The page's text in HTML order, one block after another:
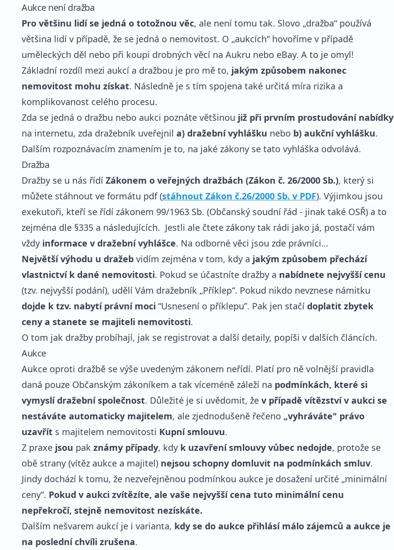
Aukce není dražba
Pro většinu lidí se jedná o totožnou věc, ale není tomu tak. Slovo „dražba“ používá
většina lidí v případě, že se jedná o nemovitost. O „aukcích“ hovoříme v případě
uměleckých děl nebo při koupi drobných věcí na Aukru nebo eBay. A to je omyl!
Základní rozdíl mezi aukcí a dražbou je pro mě to, jakým způsobem nakonec
nemovitost mohu získat. Následně je s tím spojena také určitá míra rizika a
komplikovanost celého procesu.
Zda se jedná o dražbu nebo aukci poznáte většinou již při prvním prostudování nabídky
na internetu, zda dražebník uveřejnil a) dražební vyhlášku nebo b) aukční vyhlášku.
Dalším rozpoznávacím znamením je to, na jaké zákony se tato vyhláška odvolává.
Dražba
Dražby se u nás řídí Zákonem o veřejných dražbách (Zákon č. 26/2000 Sb.), který si
můžete stáhnout ve formátu pdf (stáhnout Zákon č.26/2000 Sb. v PDF). Výjimkou jsou
exekutoři, kteří se řídí zákonem 99/1963 Sb. (Občanský soudní řád - jinak také OSŘ) a to
zejména dle §335 a následujících. Jestli ale čtete zákony tak rádi jako já, postačí vám
vždy informace v dražební vyhlášce. Na odborné věci jsou zde právníci…
Největší výhodu u dražeb vidím zejména v tom, kdy a jakým způsobem přechází
vlastnictví k dané nemovitosti. Pokud se účastníte dražby a nabídnete nejvyšší cenu
(tzv. nejvyšší podání), udělí Vám dražebník „Příklep“. Pokud nikdo nevznese námitku
dojde k tzv. nabytí právní moci “Usnesení o příklepu”. Pak jen stačí doplatit zbytek
ceny a stanete se majiteli nemovitosti.
O tom jak dražby probíhají, jak se registrovat a další detaily, popíši v dalších článcích.
Aukce
Aukce oproti dražbě se výše uvedeným zákonem neřídí. Platí pro ně volnější pravidla
daná pouze Občanským zákoníkem a tak víceméně záleží na podmínkách, které si
vymyslí dražební společnost. Důležité je si uvědomit, že v případě vítězství v aukci se
nestáváte automaticky majitelem, ale zjednodušeně řečeno „vyhráváte" právo
uzavřít s majitelem nemovitosti Kupní smlouvu.
Z praxe jsou pak známy případy, kdy k uzavření smlouvy vůbec nedojde, protože se
obě strany (vítěz aukce a majitel) nejsou schopny domluvit na podmínkách smluv.
Jindy dochází k tomu, že nezveřejněnou podmínkou aukce je dosažení určité „minimální
ceny“. Pokud v aukci zvítězíte, ale vaše nejvyšší cena tuto minimální cenu
nepřekročí, stejně nemovitost nezískáte.
Dalším nešvarem aukcí je i varianta, kdy se do aukce přihlásí málo zájemců a aukce je
na poslední chvíli zrušena.